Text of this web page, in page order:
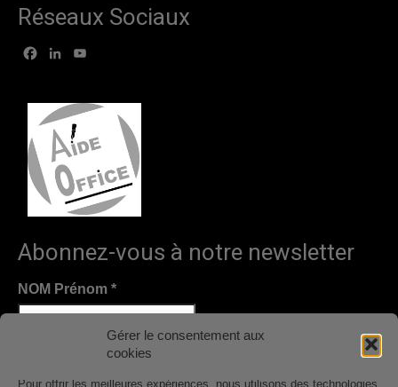
Gérer le consentement aux
cookies
Pour offrir les meilleures expériences, nous utilisons des technologies
Réseaux Sociaux
Facebook
LinkedIn
Abonnez-vous à notre newsletter
NOM Prénom *